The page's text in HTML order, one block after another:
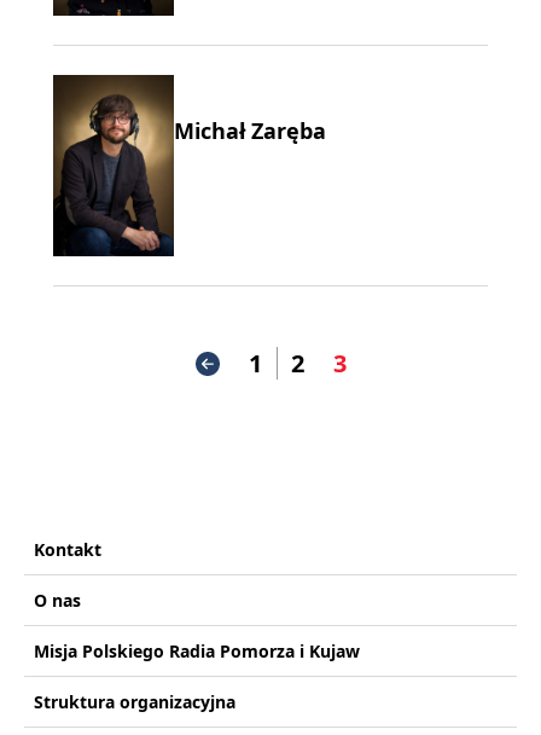
Michał Zaręba
1 2 3
Kontakt
O nas
Misja Polskiego Radia Pomorza i Kujaw
Struktura organizacyjna